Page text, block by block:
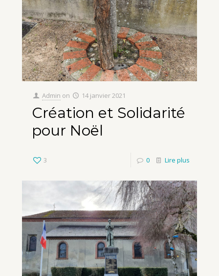
Admin on 14 janvier 2021
Création et Solidarité
pour Noël
3 0 Lire plus